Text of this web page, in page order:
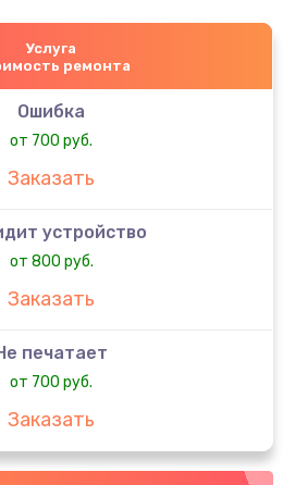
Услуга
ремонта
Ошибка
от 700 руб.
Заказать
устройство
от 800 руб.
Заказать
печатает
от 700 руб.
Заказать
трещит